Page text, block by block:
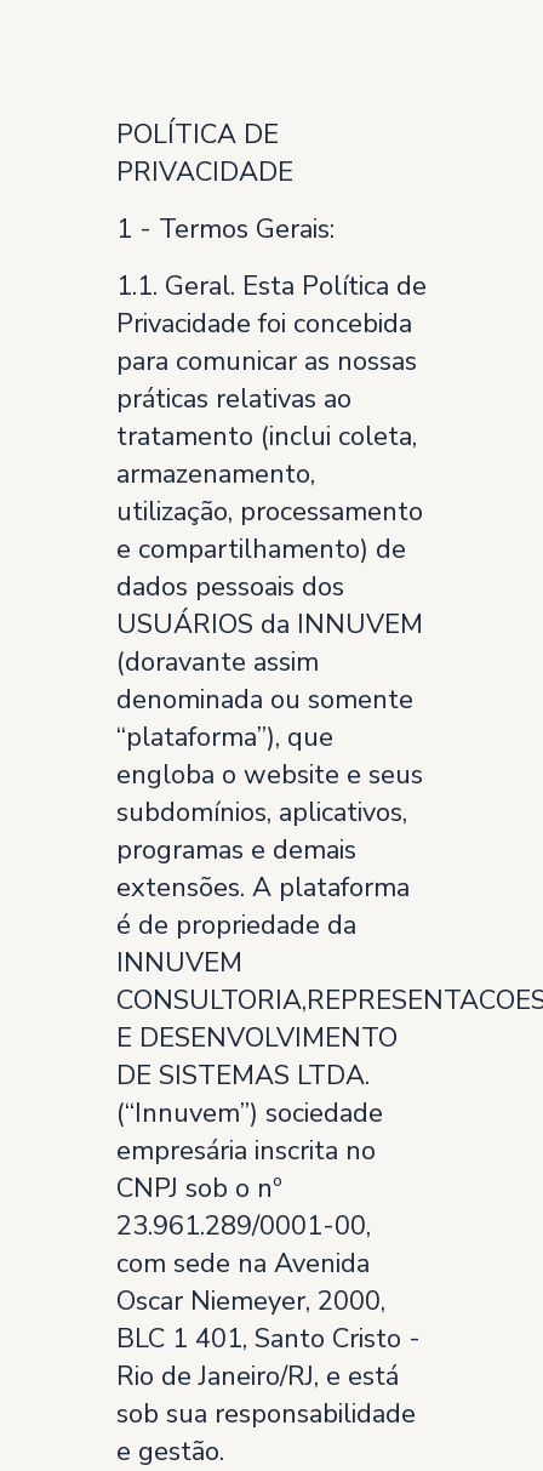
POLÍTICA DE
PRIVACIDADE
1 - Termos Gerais:
1.1. Geral. Esta Política de
Privacidade foi concebida
para comunicar as nossas
práticas relativas ao
tratamento (inclui coleta,
armazenamento,
utilização, processamento
e compartilhamento) de
dados pessoais dos
USUÁRIOS da INNUVEM
(doravante assim
denominada ou somente
“plataforma”), que
engloba o website e seus
subdomínios, aplicativos,
programas e demais
extensões. A plataforma
é de propriedade da
INNUVEM
E DESENVOLVIMENTO
DE SISTEMAS LTDA.
(“Innuvem”) sociedade
empresária inscrita no
CNPJ sob o nº
23.961.289/0001-00,
com sede na Avenida
Oscar Niemeyer, 2000,
BLC 1 401, Santo Cristo -
Rio de Janeiro/RJ, e está
sob sua responsabilidade
e gestão.